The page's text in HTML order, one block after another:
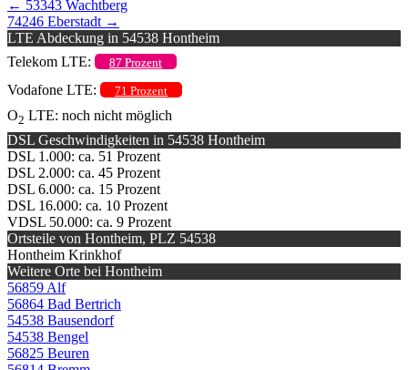
← 53343 Wachtberg
74246 Eberstadt →
LTE Abdeckung in 54538 Hontheim
Telekom LTE:
87 Prozent
Vodafone LTE: 71 Prozent
O2 LTE: noch nicht möglich
DSL Geschwindigkeiten in 54538 Hontheim
DSL 1.000: ca. 51 Prozent
DSL 2.000: ca. 45 Prozent
DSL 6.000: ca. 15 Prozent
DSL 16.000: ca. 10 Prozent
VDSL 50.000: ca. 9 Prozent
Ortsteile von Hontheim, PLZ 54538
Hontheim Krinkhof
Weitere Orte bei Hontheim
56859 Alf
56864 Bad Bertrich
54538 Bausendorf
54538 Bengel
56825 Beuren